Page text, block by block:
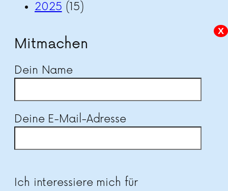
2025 (15)
X
Mitmachen
Dein Name
Deine E-Mail-Adresse
Ich interessiere mich für